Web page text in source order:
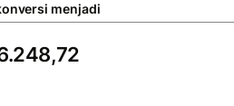
menjadi